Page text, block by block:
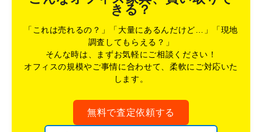
きる？
「これは売れるの？」「大量にあるんだけど…」「現地
調査してもらえる？」
そんな時は、まずお気軽にご相談ください！
オフィスの規模やご事情に合わせて、柔軟にご対応いた
します。
無料で査定依頼する